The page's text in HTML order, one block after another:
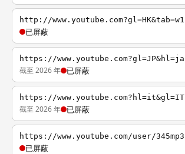
http://www.youtube.com?gl=HK&tab=w1
已屏蔽
https://www.youtube.com?gl=JP&hl=ja
截至 2026 年 已屏蔽
https://www.youtube.com?hl=it&gl=IT
截至 2026 年 已屏蔽
https://www.youtube.com/user/345mp3
已屏蔽